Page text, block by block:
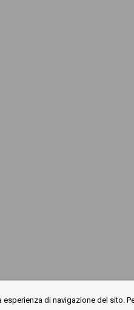
di navigazione del sito.